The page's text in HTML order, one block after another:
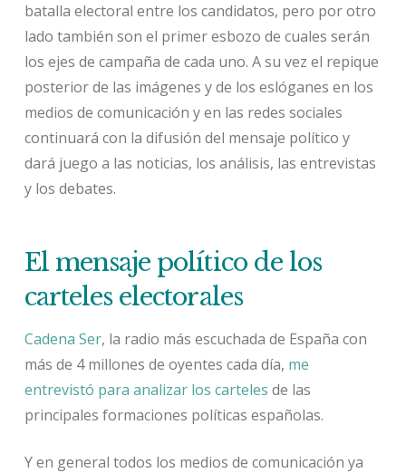
batalla electoral entre los candidatos, pero por otro
lado también son el primer esbozo de cuales serán
los ejes de campaña de cada uno. A su vez el repique
posterior de las imágenes y de los eslóganes en los
medios de comunicación y en las redes sociales
continuará con la difusión del mensaje político y
dará juego a las noticias, los análisis, las entrevistas
y los debates.
El mensaje político de los
carteles electorales
Cadena Ser, la radio más escuchada de España con
más de 4 millones de oyentes cada día, me
entrevistó para analizar los carteles de las
principales formaciones políticas españolas.
Y en general todos los medios de comunicación ya